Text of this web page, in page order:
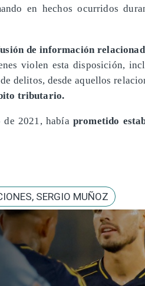
en hechos ocurridos
de información
violen esta disposición,
delitos, desde aquellos
tributario.
2021, había prometido
SERGIO MUÑOZ